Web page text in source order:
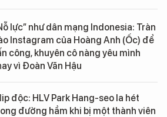
lực” như dân mạng Indonesia: Tràn
Instagram của Hoàng Anh (Ốc) để
công, khuyên cô nàng yêu mình
vì Đoàn Văn Hậu
độc: HLV Park Hang-seo la hét
đường hầm khi bị một thành viên